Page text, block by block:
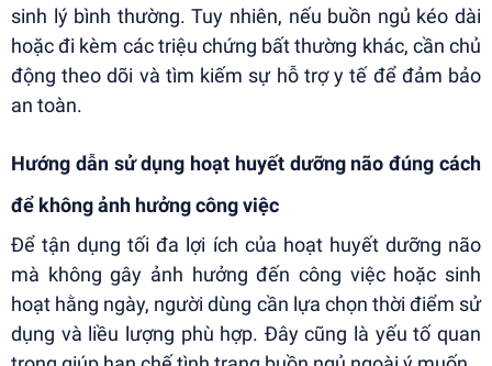
sinh lý bình thường. Tuy nhiên, nếu buồn ngủ kéo dài
hoặc đi kèm các triệu chứng bất thường khác, cần chủ
động theo dõi và tìm kiếm sự hỗ trợ y tế để đảm bảo
an toàn.
Hướng dẫn sử dụng hoạt huyết dưỡng não đúng cách
để không ảnh hưởng công việc
Để tận dụng tối đa lợi ích của hoạt huyết dưỡng não
mà không gây ảnh hưởng đến công việc hoặc sinh
hoạt hằng ngày, người dùng cần lựa chọn thời điểm sử
dụng và liều lượng phù hợp. Đây cũng là yếu tố quan